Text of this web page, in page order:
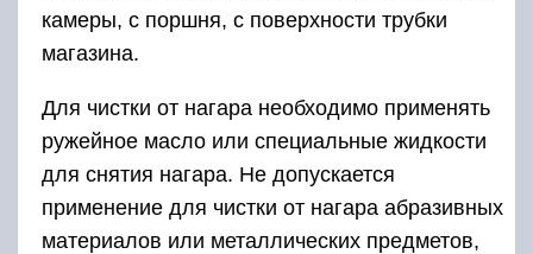
камеры, с поршня, с поверхности трубки
магазина.
Для чистки от нагара необходимо применять
ружейное масло или специальные жидкости
для снятия нагара. Не допускается
применение для чистки от нагара абразивных
материалов или металлических предметов,